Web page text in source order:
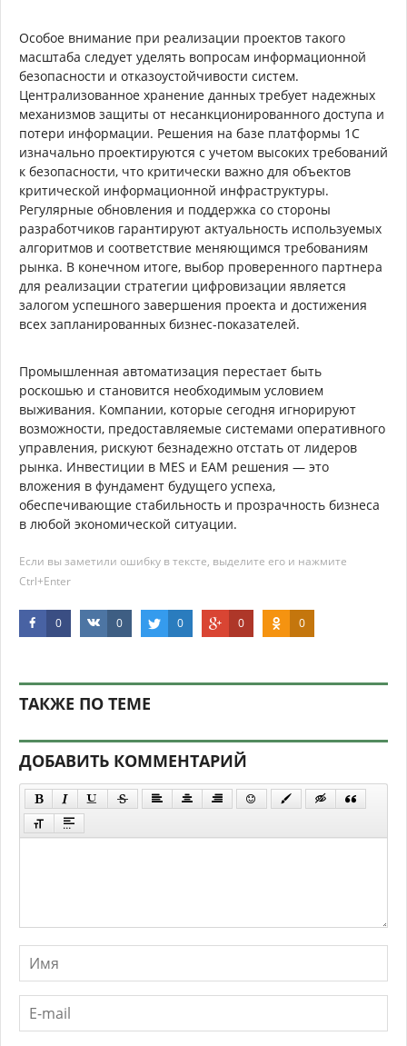
Особое внимание при реализации проектов такого
масштаба следует уделять вопросам информационной
безопасности и отказоустойчивости систем.
Централизованное хранение данных требует надежных
механизмов защиты от несанкционированного доступа и
потери информации. Решения на базе платформы 1С
изначально проектируются с учетом высоких требований
к безопасности, что критически важно для объектов
критической информационной инфраструктуры.
Регулярные обновления и поддержка со стороны
разработчиков гарантируют актуальность используемых
алгоритмов и соответствие меняющимся требованиям
рынка. В конечном итоге, выбор проверенного партнера
для реализации стратегии цифровизации является
залогом успешного завершения проекта и достижения
всех запланированных бизнес-показателей.
Промышленная автоматизация перестает быть
роскошью и становится необходимым условием
выживания. Компании, которые сегодня игнорируют
возможности, предоставляемые системами оперативного
управления, рискуют безнадежно отстать от лидеров
рынка. Инвестиции в MES и EAM решения — это
вложения в фундамент будущего успеха,
обеспечивающие стабильность и прозрачность бизнеса
в любой экономической ситуации.
Если вы заметили ошибку в тексте, выделите его и нажмите
Ctrl+Enter
0 0 0 0 0
ТАКЖЕ ПО ТЕМЕ
ДОБАВИТЬ КОММЕНТАРИЙ